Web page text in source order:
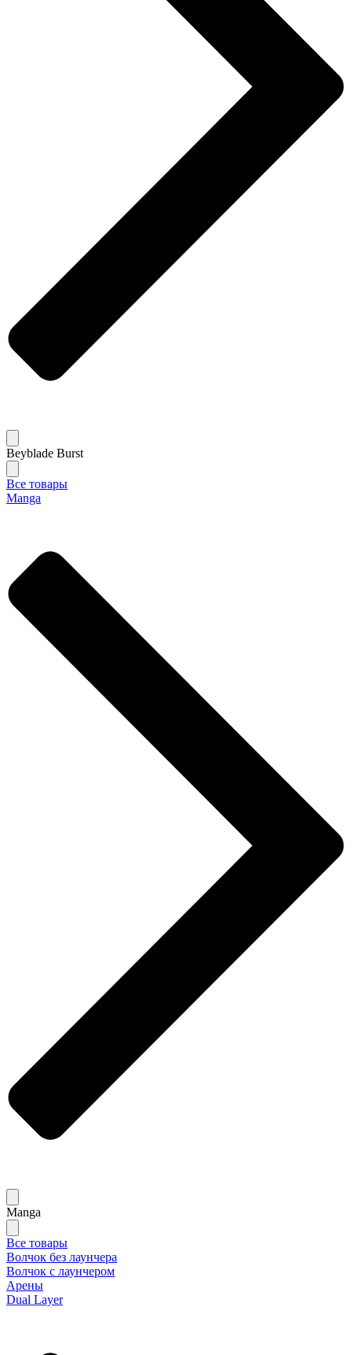
Beyblade Burst
Все товары
Manga
Manga
Все товары
Волчок без лаунчера
Волчок с лаунчером
Арены
Dual Layer